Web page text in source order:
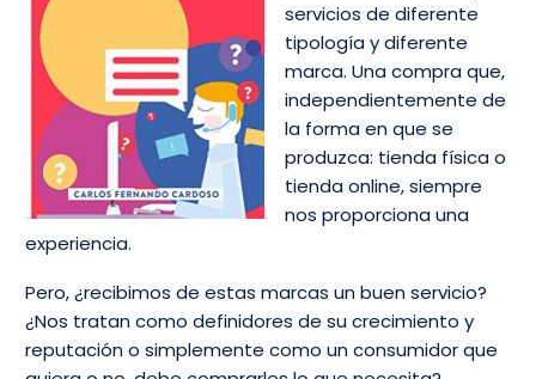
servicios de diferente
tipología y diferente
marca. Una compra que,
independientemente de
la forma en que se
produzca: tienda física o
tienda online, siempre
nos proporciona una
experiencia.
Pero, ¿recibimos de estas marcas un buen servicio?
¿Nos tratan como definidores de su crecimiento y
reputación o simplemente como un consumidor que